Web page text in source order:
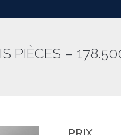
PIÈCES –